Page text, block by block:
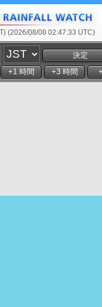
(2026/08/08 02:47:33 UTC)